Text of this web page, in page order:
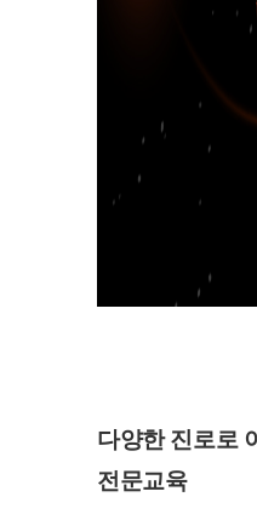
다양한 진로로
전문교육